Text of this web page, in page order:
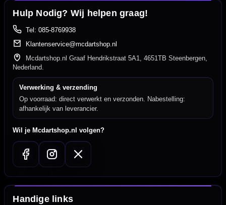
Hulp Nodig? Wij helpen graag!
Tel: 085-8769938
Klantenservice@mcdartshop.nl
Mcdartshop.nl Graaf Hendrikstraat 5A1, 4651TB Steenbergen,
Nederland.
Verwerking & verzending
Op voorraad: direct verwerkt en verzonden. Nabestelling:
afhankelijk van leverancier.
Wil je Mcdartshop.nl volgen?
Handige links